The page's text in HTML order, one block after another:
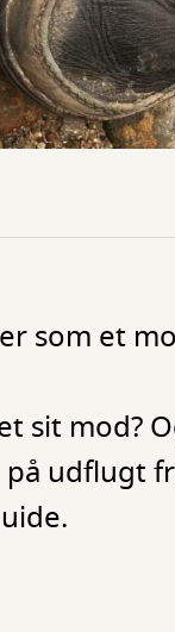
som et
sit mod?
udflugt